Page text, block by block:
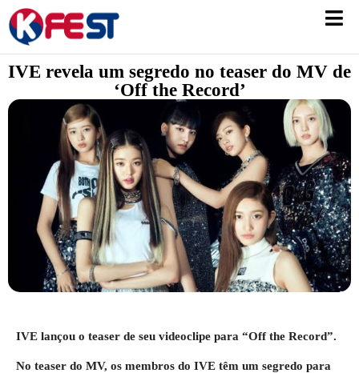
IVE revela um segredo no teaser do MV de
‘Off the Record’
IVE lançou o teaser de seu videoclipe para “Off the Record”.
No teaser do MV, os membros do IVE têm um segredo para